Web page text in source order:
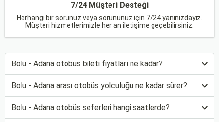
7/24 Müşteri Desteği
Herhangi bir sorunuz veya sorununuz için 7/24 yanınızdayız.
Müşteri hizmetlerimizle her an iletişime geçebilirsiniz.
Bolu - Adana otobüs bileti fiyatları ne kadar?
Bolu - Adana arası otobüs yolculuğu ne kadar sürer?
Bolu - Adana otobüs seferleri hangi saatlerde?